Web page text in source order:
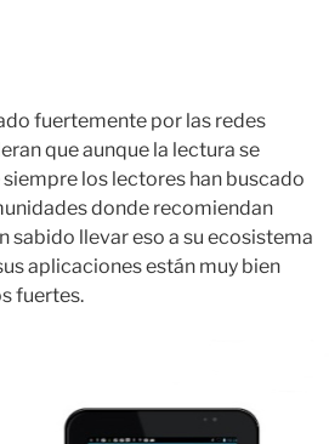
fuertemente por las redes
que aunque la lectura se
los lectores han buscado
donde recomiendan
sabido llevar eso a su ecosistema
aplicaciones están muy bien
fuertes.